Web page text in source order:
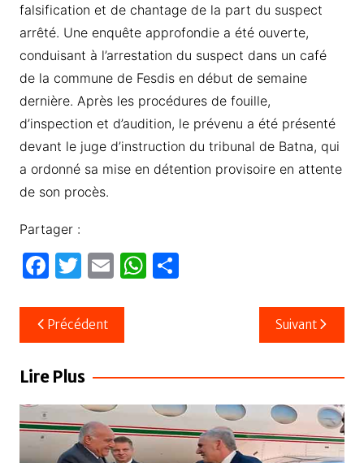
falsification et de chantage de la part du suspect
arrêté. Une enquête approfondie a été ouverte,
conduisant à l’arrestation du suspect dans un café
de la commune de Fesdis en début de semaine
dernière. Après les procédures de fouille,
d’inspection et d’audition, le prévenu a été présenté
devant le juge d’instruction du tribunal de Batna, qui
a ordonné sa mise en détention provisoire en attente
de son procès.
Partager :
F
c
e
b
o
k
T
itt
er
E
ail
W
A
p
P
er
Navigation
de
l’article
Précédent Suivant
Lire Plus